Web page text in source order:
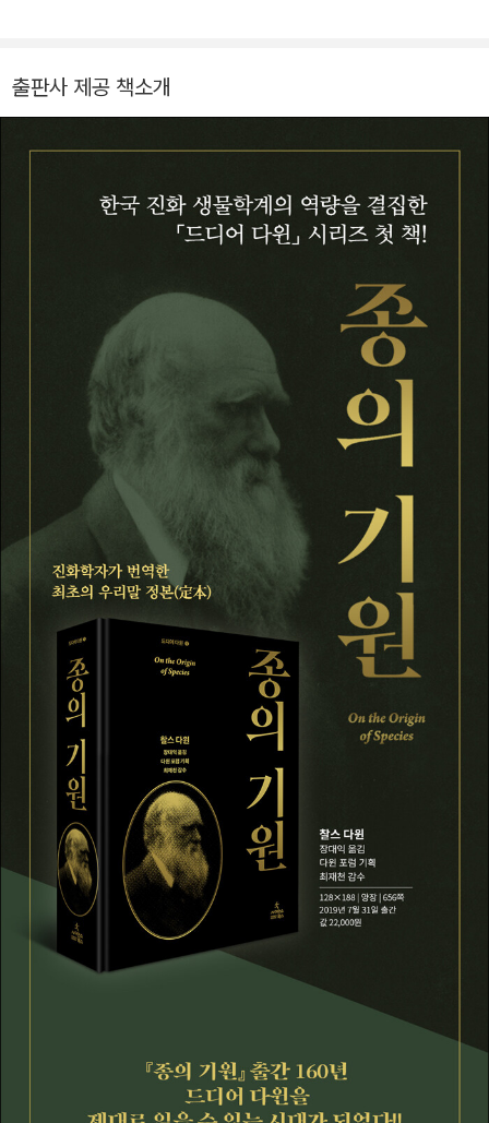
박사와 함께 생명다양성재단을 설립했으며, 현재는 재단 이사장
대학교 교수로 재직했다. 1992~1995년 미시건 소사이어티 오
브 펠로우즈 프로그램Michigan Society of Fellows의 주니어
위원을 역임했다. 서울대학교 생명과학부 교수, 이화여자대학교
에코과학부 석좌교수, 환경운동연합 공동대표, 한국생태학회장,
국립생태원 초대원장, 유엔 생물다양성협약 의장 등을 지냈다. 1
989년 미국곤충학회 젊은과학자상, 2000년 대한민국과학문화
상, 2002년 국제환경상, 2004년 올해의 여성운동상, 2023년
청암교육상, 2024년 후광학술상을 수상했다. 『다윈 지능』, 『양
심』, 『생명이 있는 것은 다 아름답다』, 『과학자의 서재』를 비롯하
여 수십여 권의 책을 쓰고 번역했다. 저서 『개미제국의 발견』의
영문판을 존스홉킨스 대학교 출판부에서 출간했으며, 아카데믹
출판사Academic Press에서 펴낸 『동물행동학 백과사전Encyc
lopedia of Animal Behavior』의 총괄 편집장을 맡았다. 케임브
리지 대학교 출판부에서 나온 곤충 진화 책 2권의 편집자로도 활
동했다. 스승 에드워드 윌슨의 책을 한국어로 번역한 『통섭』은 베
스트셀러에 오르며 학계뿐 아니라 한국 사회 전반에 걸쳐 경직된
경계 문화를 허무는 엄청난 변화를 일으켰다. 최근에는 찰스 다윈
의 책을 연구하고 번역하는 다윈포럼을 이끌고 있다.
출판사 제공 책소개